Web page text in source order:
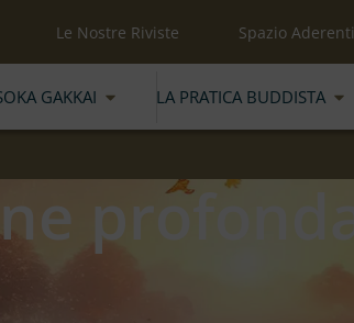
Le Nostre Riviste Spazio Aderenti
GAKKAI LA PRATICA BUDDISTA
profonda